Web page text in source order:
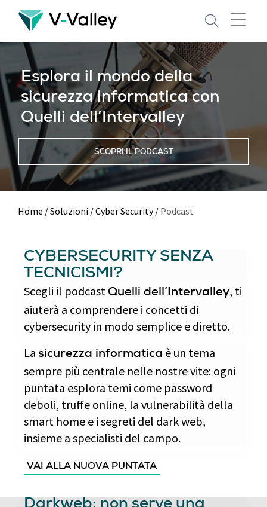
Skip
main
content
Esplora il mondo della
sicurezza informatica con
Quelli dell’Intervalley
SCOPRI IL PODCAST
Home /Soluzioni /Cyber Security/ Podcast
CYBERSECURITY SENZA
TECNICISMI?
Scegli il podcast Quelli dell’Intervalley, ti
aiuterà a comprendere i concetti di
cybersecurity in modo semplice e diretto.
La sicurezza informatica è un tema
sempre più centrale nelle nostre vite: ogni
puntata esplora temi come password
deboli, truffe online, la vulnerabilità della
smart home e i segreti del dark web,
insieme a specialisti del campo.
VAI ALLA NUOVA PUNTATA